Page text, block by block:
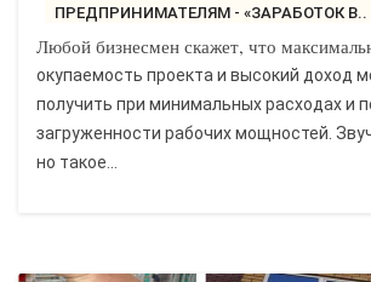
ПРЕДПРИНИМАТЕЛЯМ - «ЗАРАБОТОК В..
Любой бизнесмен скажет, что
окупаемость проекта и высокий доход
получить при минимальных расходах и
загруженности рабочих мощностей.
но такое...